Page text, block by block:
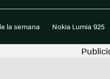
la semana Nokia Lumia 925